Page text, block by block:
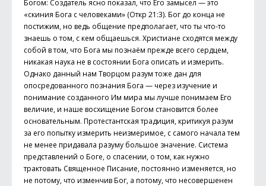
Богом: Создатель ясно показал, что Его замысел — это
«скиния Бога с человеками» (Откр 21:3). Бог до конца не
постижим, но ведь общение предполагает, что ты что-то
знаешь о том, с кем общаешься. Христиане сходятся между
собой в том, что Бога мы познаём прежде всего сердцем,
никакая наука не в состоянии Бога описать и измерить.
Однако данный нам Творцом разум тоже дан для
опосредованного познания Бога — через изучение и
понимание созданного Им мира мы лучше понимаем Его
величие, и наше восхищение Богом становится более
основательным. Протестантская традиция, критикуя разум
за его попытку измерить неизмеримое, с самого начала тем
не менее придавала разуму большое значение. Система
представлений о Боге, о спасении, о том, как нужно
трактовать Священное Писание, постоянно изменяется, но
не потому, что изменчив Бог, а потому, что несовершенен